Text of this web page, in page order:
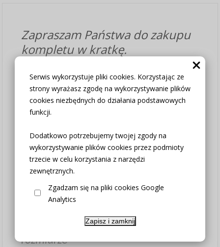
Serwis wykorzystuje pliki cookies. Korzystając ze
strony wyrażasz zgodę na wykorzystywanie plików
cookies niezbędnych do działania podstawowych
funkcji.
Dodatkowo potrzebujemy twojej zgody na
wykorzystywanie plików cookies przez podmioty
trzecie w celu korzystania z narzędzi
zewnętrznych.
Zgadzam się na pliki cookies Google
Analytics
Zapisz i zamknij
Zapraszam Państwa do zakupu
kompletu w kratkę.
Komplet to dwie zasłonki z
wiązaniami oraz lambrekin.
opcjach produktu.
Lambrekin - wysokość 50cm -
szerokość 300cm (ale można
zamówić dowolny wymiar)
możliwe +/-3% odchylenia w
rozmiarze